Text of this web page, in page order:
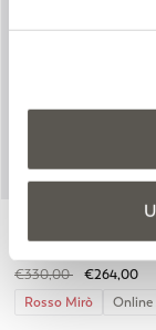
Blazer de mistura
botão
Price reduced from
€330,00to€264,00
Rosso Mirò
Online